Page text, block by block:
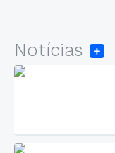
Notícias